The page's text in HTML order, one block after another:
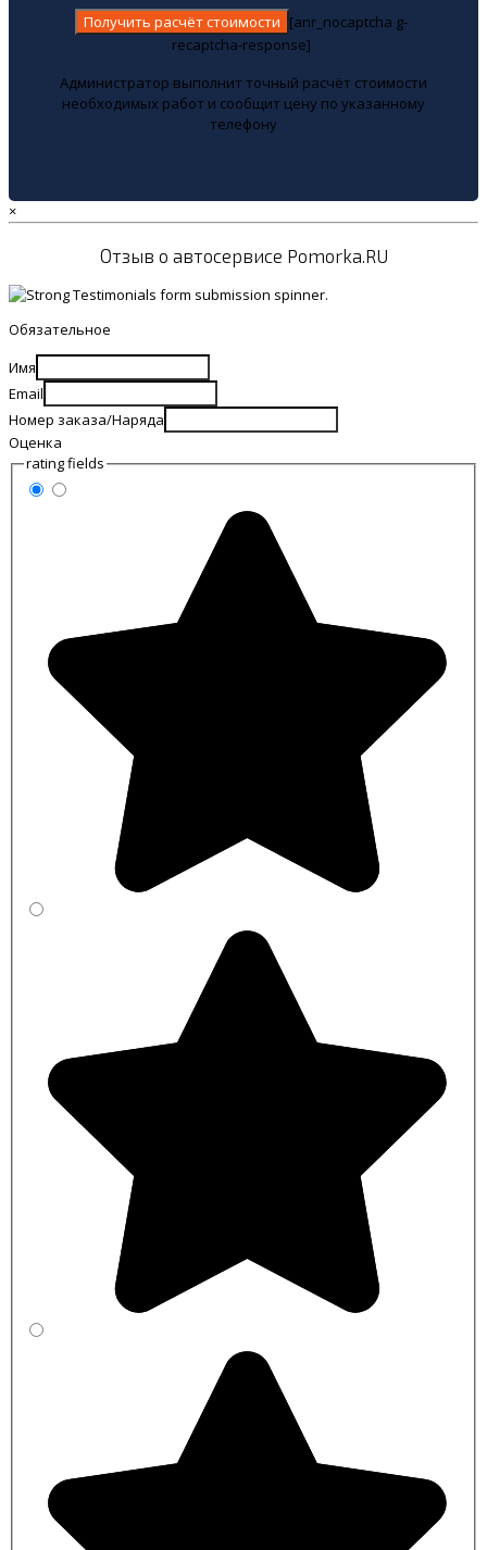
[anr_nocaptcha g-
recaptcha-response]
Администратор выполнит точный расчёт стоимости
необходимых работ и сообщит цену по указанному
телефону
×
Отзыв о автосервисе Pomorka.RU
Обязательное
Имя
Email
Номер заказа/Наряда
Оценка
rating fields